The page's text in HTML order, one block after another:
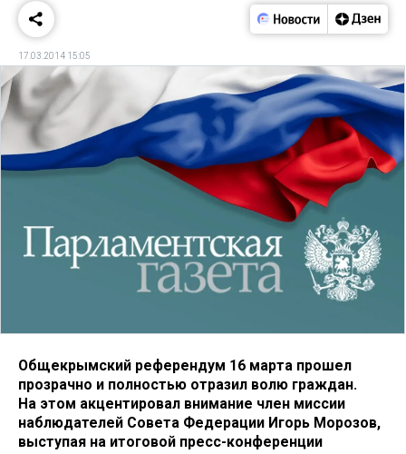
17.03.2014 15:05
Общекрымский референдум 16 марта прошел
прозрачно и полностью отразил волю граждан.
На этом акцентировал внимание член миссии
наблюдателей Совета Федерации Игорь Морозов,
выступая на итоговой пресс-конференции